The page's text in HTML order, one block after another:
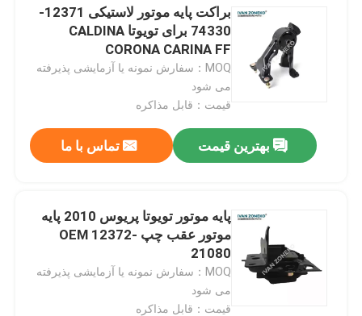
براکت پایه موتور لاستیکی 12371-
74330 برای تویوتا CALDINA
CORONA CARINA FF
MOQ：سفارش نمونه یا آزمایشی پذیرفته
می شود
قیمت：قابل مذاکره
بهترین قیمت تماس با ما
پایه موتور تویوتا پریوس 2010 پایه
موتور عقب چپ OEM 12372-
21080
MOQ：سفارش نمونه یا آزمایشی پذیرفته
می شود
قیمت：قابل مذاکره